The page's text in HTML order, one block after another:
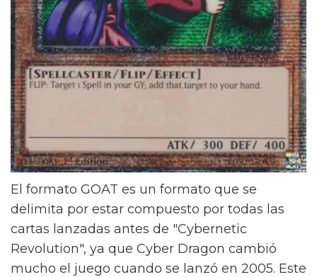
El formato GOAT es un formato que se
delimita por estar compuesto por todas las
cartas lanzadas antes de "Cybernetic
Revolution", ya que Cyber Dragon cambió
mucho el juego cuando se lanzó en 2005. Este